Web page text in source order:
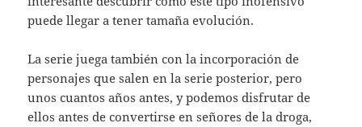
puede llegar a tener tamaña evolución.
La serie juega también con la incorporación de
personajes que salen en la serie posterior, pero
unos cuantos años antes, y podemos disfrutar de
ellos antes de convertirse en señores de la droga,